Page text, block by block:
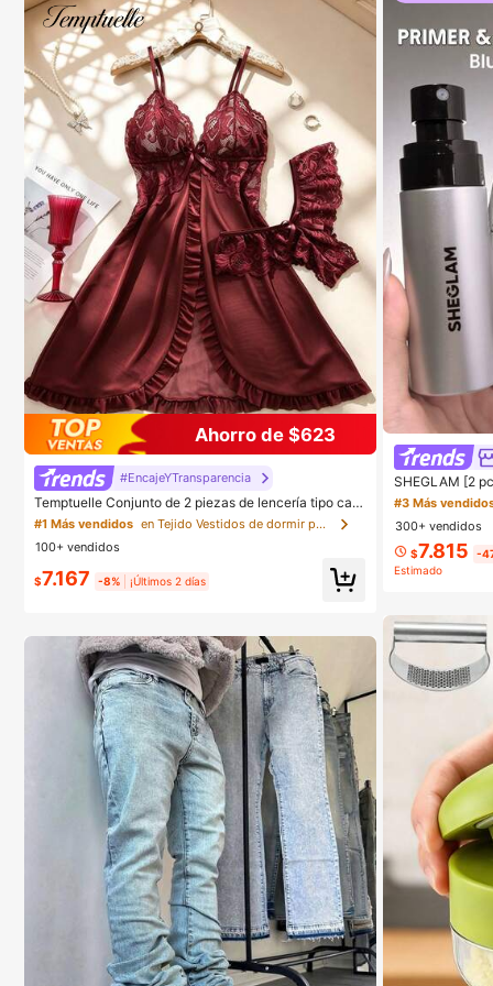
Ahorro de $623
#EncajeYTransparencia
Temptuelle Conjunto de 2 piezas de lencería tipo cam
isola con escote en V, encaje y malla patchwork, talla
grande para mujer, adecuado para uso en casa y ropa
interior sexy, regalo de San Valentín
#1 Más vendidos
en Tejido Vestidos de dormir para mujer
100+ vendidos
$7.167 -8% ¡Últimos 2 días
SHEGLAM [2
nadora y Spray
Maquillaje
#3 Más
300+ vendidos
$7.815 -
Estimado